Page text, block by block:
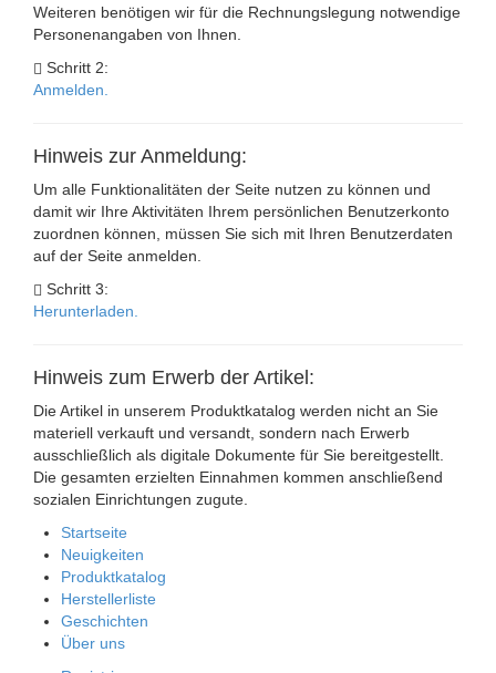
Weiteren benötigen wir für die Rechnungslegung notwendige
Personenangaben von Ihnen.
Schritt 2:
Anmelden.
Hinweis zur Anmeldung:
Um alle Funktionalitäten der Seite nutzen zu können und
damit wir Ihre Aktivitäten Ihrem persönlichen Benutzerkonto
zuordnen können, müssen Sie sich mit Ihren Benutzerdaten
auf der Seite anmelden.
Schritt 3:
Herunterladen.
Hinweis zum Erwerb der Artikel:
Die Artikel in unserem Produktkatalog werden nicht an Sie
materiell verkauft und versandt, sondern nach Erwerb
ausschließlich als digitale Dokumente für Sie bereitgestellt.
Die gesamten erzielten Einnahmen kommen anschließend
sozialen Einrichtungen zugute.
Startseite
Neuigkeiten
Produktkatalog
Herstellerliste
Geschichten
Über uns